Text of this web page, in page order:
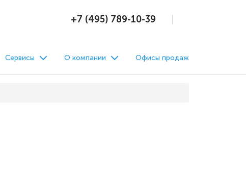
+7 (495) 789-10-39
Сервисы О компании Офисы продаж